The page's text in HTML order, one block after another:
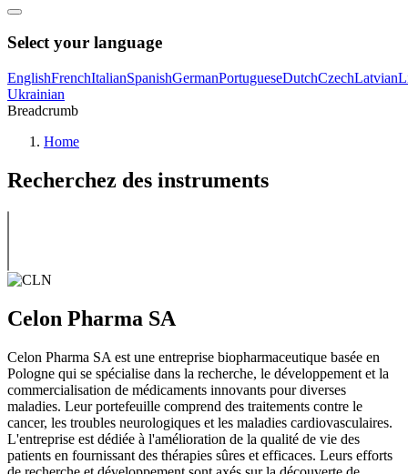
Select your language
EnglishFrenchItalianSpanishGermanPortugueseDutchCzechLatvian
Ukrainian
Breadcrumb
Home
Recherchez des instruments
Celon Pharma SA
Celon Pharma SA est une entreprise biopharmaceutique basée en
Pologne qui se spécialise dans la recherche, le développement et la
commercialisation de médicaments innovants pour diverses
maladies. Leur portefeuille comprend des traitements contre le
cancer, les troubles neurologiques et les maladies cardiovasculaires.
L'entreprise est dédiée à l'amélioration de la qualité de vie des
patients en fournissant des thérapies sûres et efficaces. Leurs efforts